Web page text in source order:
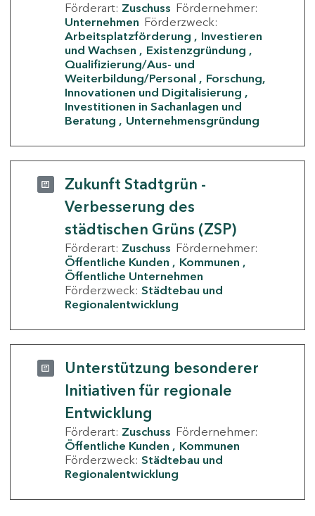
Förderart: Zuschuss Fördernehmer:
Unternehmen Förderzweck:
Arbeitsplatzförderung
Investieren
und Wachsen
Existenzgründung
Qualifizierung/Aus- und
Weiterbildung/Personal
Forschung,
Innovationen und Digitalisierung
Investitionen in Sachanlagen und
Beratung
Unternehmensgründung
Zukunft Stadtgrün -
Verbesserung des
städtischen Grüns (ZSP)
Förderart: Zuschuss Fördernehmer:
Öffentliche Kunden
Kommunen
Öffentliche Unternehmen
Förderzweck: Städtebau und
Regionalentwicklung
Unterstützung besonderer
Initiativen für regionale
Entwicklung
Förderart: Zuschuss Fördernehmer:
Öffentliche Kunden
Kommunen
Förderzweck: Städtebau und
Regionalentwicklung